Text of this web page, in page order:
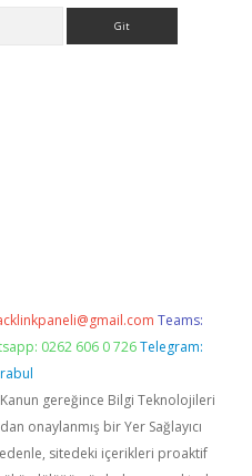
Teams:
0262 606 0 726 Telegram:
Kanun gereğince Bilgi Teknolojileri
onaylanmış bir Yer Sağlayıcı
sitedeki içerikleri proaktif